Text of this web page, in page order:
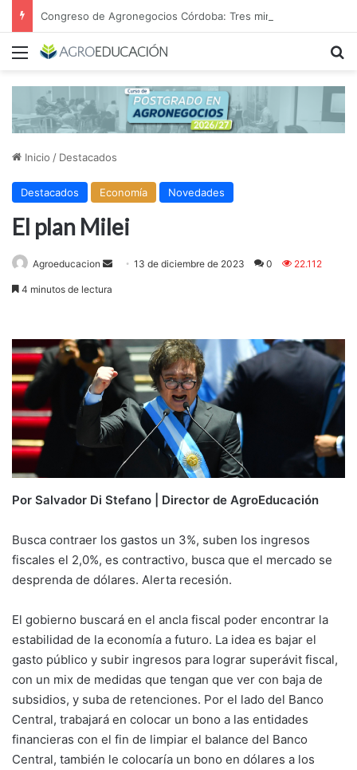
Menú
Inicio / Destacados
Destacados Economía Novedades
El plan Milei
Agroeducacion
Send13 de diciembre de 2023 0 22.112
4 minutos de lectura
Por Salvador Di Stefano | Director de AgroEducación
Busca contraer los gastos un 3%, suben los ingresos
fiscales el 2,0%, es contractivo, busca que el mercado se
desprenda de dólares. Alerta recesión.
El gobierno buscará en el ancla fiscal poder encontrar la
estabilidad de la economía a futuro. La idea es bajar el
gasto público y subir ingresos para lograr superávit fiscal,
con un mix de medidas que tengan que ver con baja de
subsidios, y suba de retenciones. Por el lado del Banco
Central, trabajará en colocar un bono a las entidades
financieras con el fin de limpiar el balance del Banco
Central, también le colocaría un bono en dólares a los